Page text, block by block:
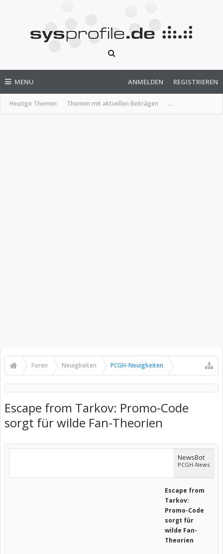
MENU
Heutige Themen Themen mit aktuellen Beiträgen ...
ANMELDEN REGISTRIEREN
Foren Neuigkeiten PCGH-Neuigkeiten
Escape from Tarkov: Promo-Code
sorgt für wilde Fan-Theorien
NewsBot
PCGH-News
Escape from
Tarkov:
Promo-Code
sorgt für
wilde Fan-
Theorien